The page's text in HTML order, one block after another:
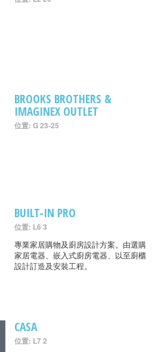
BROOKS BROTHERS &
IMAGINEX OUTLET
位置: G 23-25
BUILT-IN PRO
位置: L6 3
專業家居購物及廚房設計方案。由選購
家居電器、嵌入式廚房電器、以至廚櫃
設計訂造及安裝工程。
CASA
位置: L7 2